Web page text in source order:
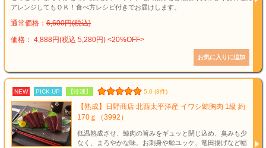
アレンジしてもＯＫ！食べ方レシピ付きでお届けします。
通常価格： 6,600円(税込)
価格： 4,888円(税込 5,280円) <20%OFF>
NEW PICK UP 【冷凍】 5.0 (3件)
【熟成】日野商店 北西太平洋産 イワシ鯨胸肉 1級 約
170ｇ（3992）
低温熟成させ、鯨肉の旨みをギュッと閉じ込め、臭みも少
なく、まろやかな味。お刺身や鯨ユッケ、竜田揚げなど幅